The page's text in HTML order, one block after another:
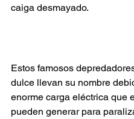
caiga desmayado.
Estos famosos
dulce llevan su nombre
enorme carga eléctrica que
pueden generar para